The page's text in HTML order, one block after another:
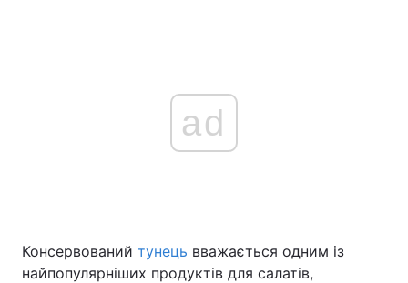
Україна Політика
ad
Консервований тунець вважається одним із
найпопулярніших продуктів для салатів,